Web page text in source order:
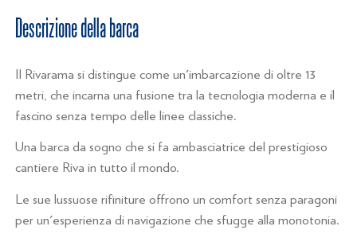
Descrizione della barca
Il Rivarama si distingue come un'imbarcazione di oltre 13
metri, che incarna una fusione tra la tecnologia moderna e il
fascino senza tempo delle linee classiche.
Una barca da sogno che si fa ambasciatrice del prestigioso
cantiere Riva in tutto il mondo.
Le sue lussuose rifiniture offrono un comfort senza paragoni
per un'esperienza di navigazione che sfugge alla monotonia.